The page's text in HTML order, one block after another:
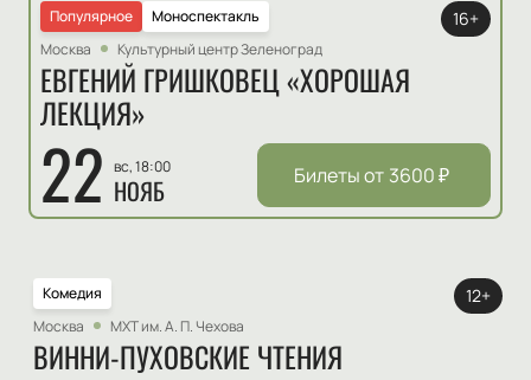
Моноспектакль
Популярное
Москва
Культурный центр Зеленоград
ЕВГЕНИЙ ГРИШКОВЕЦ «ХОРОШАЯ
ЛЕКЦИЯ»
22 вс, 18:00
НОЯБ
16+
Билеты от 3600₽
Комедия
Москва
МХТ им. А. П. Чехова
ВИННИ-ПУХОВСКИЕ ЧТЕНИЯ
12+